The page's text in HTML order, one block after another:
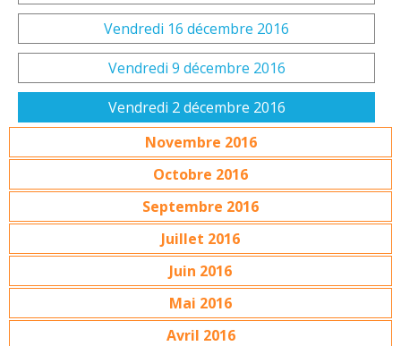
Vendredi 16 décembre 2016
Vendredi 9 décembre 2016
Vendredi 2 décembre 2016
Novembre 2016
Octobre 2016
Septembre 2016
Juillet 2016
Juin 2016
Mai 2016
Avril 2016